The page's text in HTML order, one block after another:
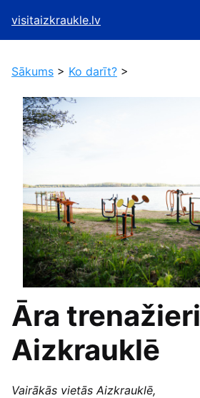
visitaizkraukle.lv
Sākums > Ko darīt? >
Āra trenažieri
Aizkrauklē
Vairākās vietās Aizkrauklē,